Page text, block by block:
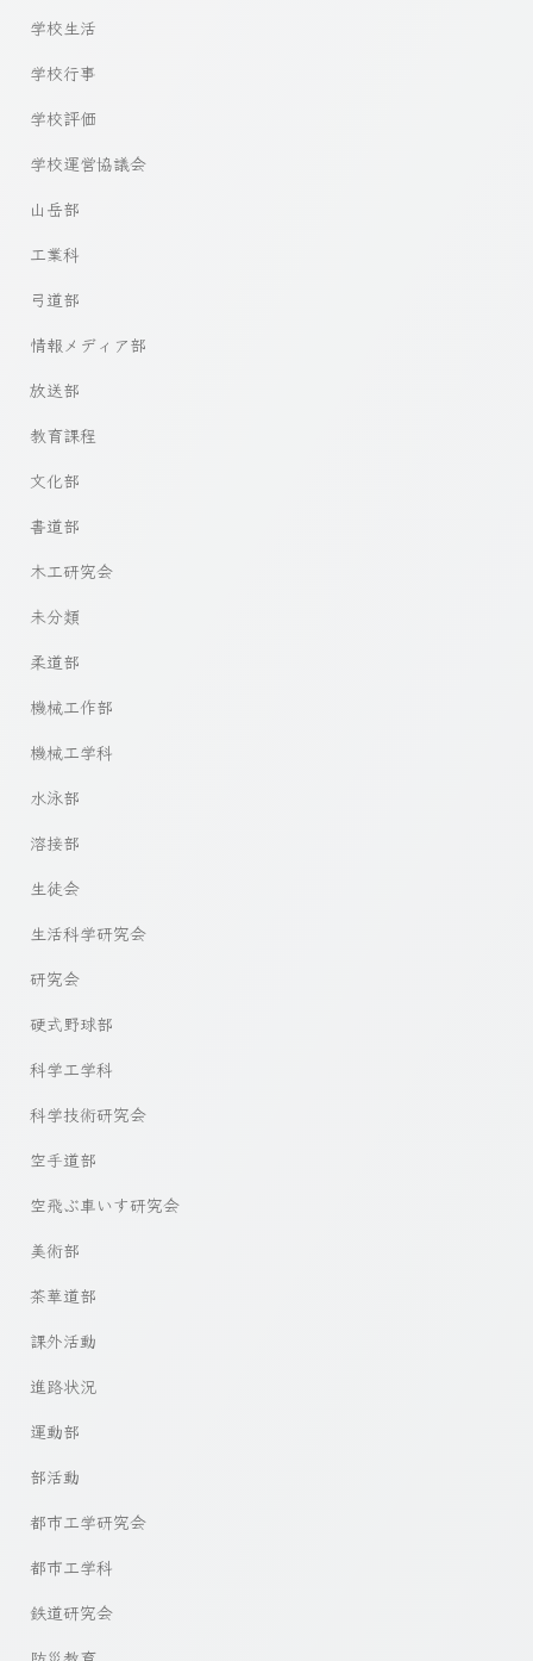
学校生活
学校行事
学校評価
学校運営協議会
山岳部
工業科
弓道部
情報メディア部
放送部
教育課程
文化部
書道部
木工研究会
未分類
柔道部
機械工作部
機械工学科
水泳部
溶接部
生徒会
生活科学研究会
研究会
硬式野球部
科学工学科
科学技術研究会
空手道部
空飛ぶ車いす研究会
美術部
茶華道部
課外活動
進路状況
運動部
部活動
都市工学研究会
都市工学科
鉄道研究会